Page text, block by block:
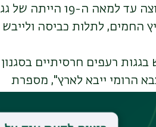
באקלים הצחיח למחצה של ארץ ישראל, שיטת הבנייה הנפוצה עד למאה ה-19 הייתה של גג
החמים, לתלות כביסה ולייבש
ייצור ושימוש בגגות רעפים חרסיתיים בסגנון
הרומי ייבא לארץ", מספרת
הערבי בארץ, חזר הנוף